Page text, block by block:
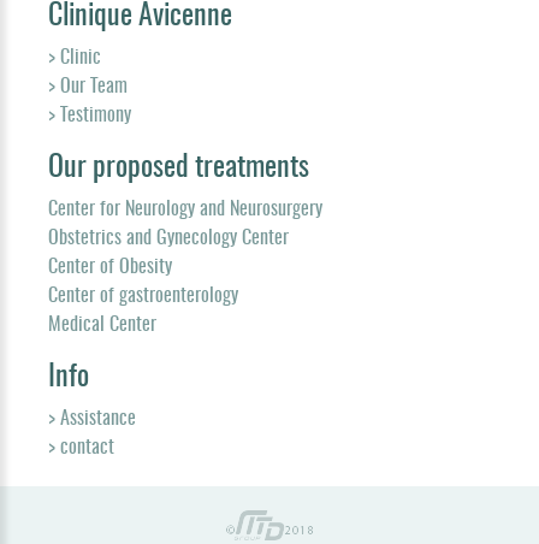
Clinique Avicenne
> Clinic
> Our Team
> Testimony
Our proposed treatments
Center for Neurology and Neurosurgery
Obstetrics and Gynecology Center
Center of Obesity
Center of gastroenterology
Medical Center
Info
> Assistance
> contact